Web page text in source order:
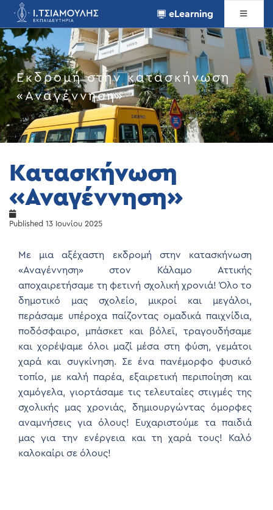
eLearning
Εκδρομή στην κατασκήνωση
«Αναγέννηση»
Κατασκήνωση
«Αναγέννηση»
Published 13 Ιουνίου 2025
Με μια αξέχαστη εκδρομή στην κατασκήνωση
«Αναγέννηση» στον Κάλαμο Αττικής
αποχαιρετήσαμε τη φετινή σχολική χρονιά! Όλο το
δημοτικό μας σχολείο, μικροί και μεγάλοι,
περάσαμε υπέροχα παίζοντας ομαδικά παιχνίδια,
ποδόσφαιρο, μπάσκετ και βόλεϊ, τραγουδήσαμε
και χορέψαμε όλοι μαζί μέσα στη φύση, γεμάτοι
χαρά και συγκίνηση. Σε ένα πανέμορφο φυσικό
τοπίο, με καλή παρέα, εξαιρετική περιποίηση και
χαμόγελα, γιορτάσαμε τις τελευταίες στιγμές της
σχολικής μας χρονιάς, δημιουργώντας όμορφες
αναμνήσεις για όλους! Ευχαριστούμε τα παιδιά
μας για την ενέργεια και τη χαρά τους! Καλό
καλοκαίρι σε όλους!